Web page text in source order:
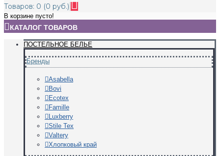
Товаров: 0 (0 руб.)
В корзине пусто!
КАТАЛОГ ТОВАРОВ
ПОСТЕЛЬНОЕ БЕЛЬЕ
Бренды
Asabella
Bovi
Ecotex
Famille
Luxberry
Stile Tex
Valtery
Хлопковый край